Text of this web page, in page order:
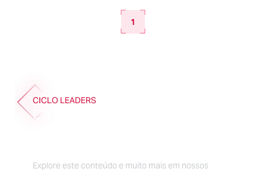
1
CICLO LEADERS
DESCUBRA MAIS
Explore este conteúdo e muito mais em nossos